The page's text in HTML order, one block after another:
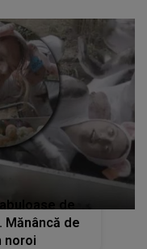
de
Mănâncă de
noroi